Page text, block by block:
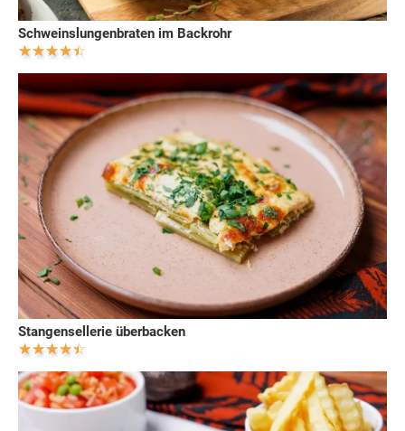
Schweinslungenbraten im Backrohr
Stangensellerie überbacken